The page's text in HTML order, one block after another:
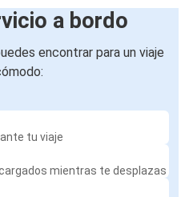
a bordo
encontrar para un viaje
tu viaje
mientras te desplazas